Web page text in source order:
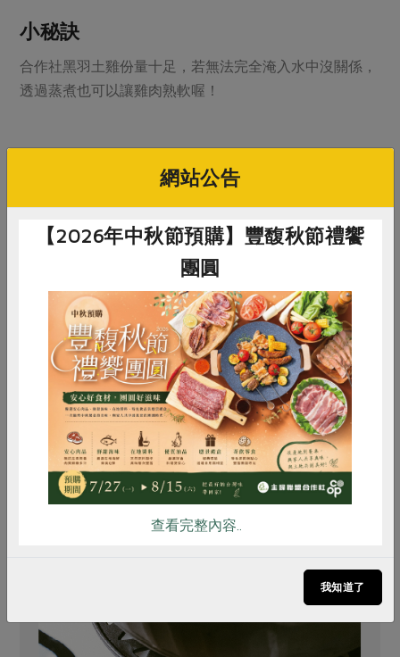
小秘訣
合作社黑羽土雞份量十足，若無法完全淹入水中沒關係，
透過蒸煮也可以讓雞肉熟軟喔！
# 米酒
你可能有興趣的食譜
惜食 RPET 食譜 減硝酸鹽
雞蛋 食安 共同購買
網站公告
【2026年中秋節預購】豐馥秋節禮饗
團圓
查看完整內容..
我知道了